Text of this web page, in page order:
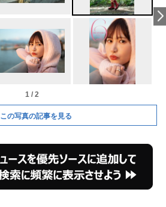
1 / 2
この写真の記事を見る